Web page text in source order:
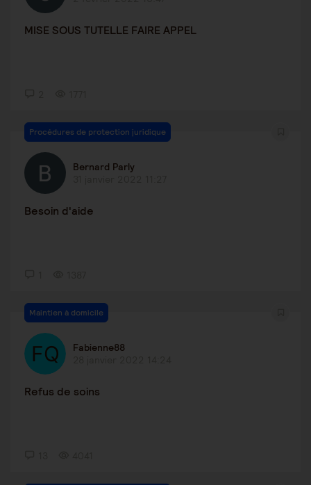
MISE SOUS TUTELLE FAIRE APPEL
Procédures de protection juridique
Bernard Parly
Besoin d'aide
Maintien à domicile
Fabienne88
Refus de soins